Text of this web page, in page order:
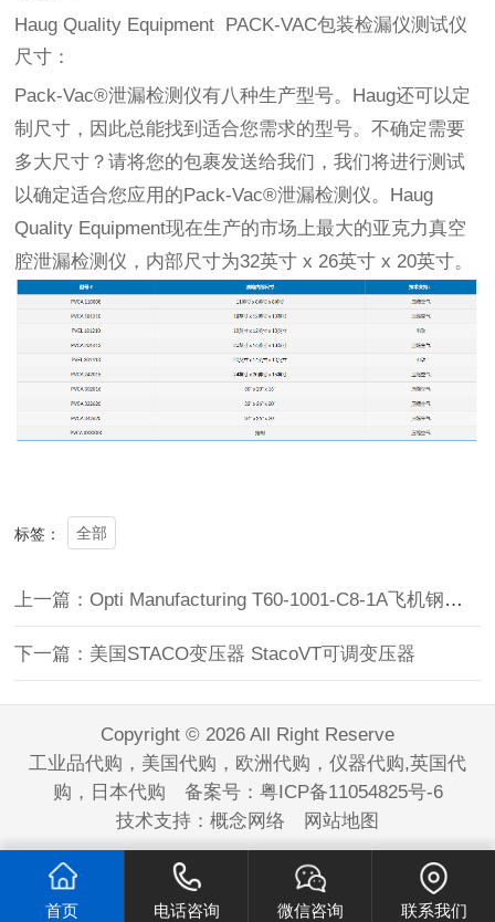
Haug Quality Equipment PACK-VAC包装检漏仪测试仪
尺寸：
Pack-Vac®泄漏检测仪有八种生产型号。Haug还可以定
制尺寸，因此总能找到适合您需求的型号。不确定需要
多大尺寸？请将您的包裹发送给我们，我们将进行测试
以确定适合您应用的Pack-Vac®泄漏检测仪。Haug
Quality Equipment现在生产的市场上最大的亚克力真空
腔泄漏检测仪，内部尺寸为32英寸 x 26英寸 x 20英寸。
标签： 全部
上一篇：Opti Manufacturing T60-1001-C8-1A飞机钢索张力计
下一篇：美国STACO变压器 StacoVT可调变压器
Copyright © 2026 All Right Reserve
工业品代购，美国代购，欧洲代购，仪器代购,英国代
购，日本代购 备案号： 粤ICP备11054825号-6
技术支持： 概念网络 网站地图
首页 电话咨询 微信咨询 联系我们